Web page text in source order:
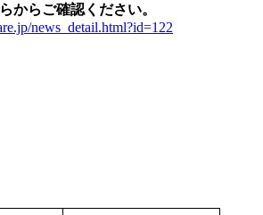
からご確認ください。
news_detail.html?id=122